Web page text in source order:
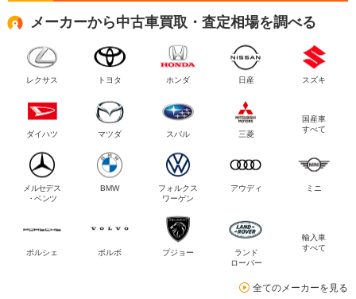
メーカーから中古車買取・査定相場を調べる
レクサス トヨタ ホンダ 日産 スズキ
ダイハツ マツダ スバル 三菱
国産車
すべて
メルセデス
・ベンツ
BMW
フォルクス
ワーゲン
アウディ ミニ
ポルシェ ボルボ プジョー
ランド
ローバー
輸入車
すべて
全てのメーカーを見る